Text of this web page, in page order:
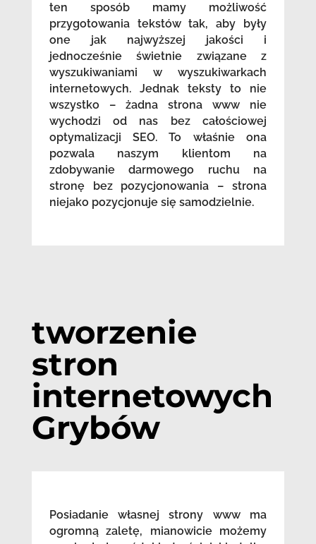
ten sposób mamy możliwość
przygotowania tekstów tak, aby były
one jak najwyższej jakości i
jednocześnie świetnie związane z
wyszukiwaniami w wyszukiwarkach
internetowych. Jednak teksty to nie
wszystko – żadna strona www nie
wychodzi od nas bez całościowej
optymalizacji SEO. To właśnie ona
pozwala naszym klientom na
zdobywanie darmowego ruchu na
stronę bez pozycjonowania – strona
niejako pozycjonuje się samodzielnie.
tworzenie
stron
internetowych
Grybów
Posiadanie własnej strony www ma
ogromną zaletę, mianowicie możemy